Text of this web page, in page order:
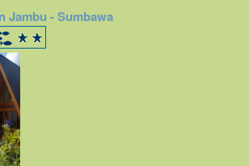
Jambu - Sumbawa